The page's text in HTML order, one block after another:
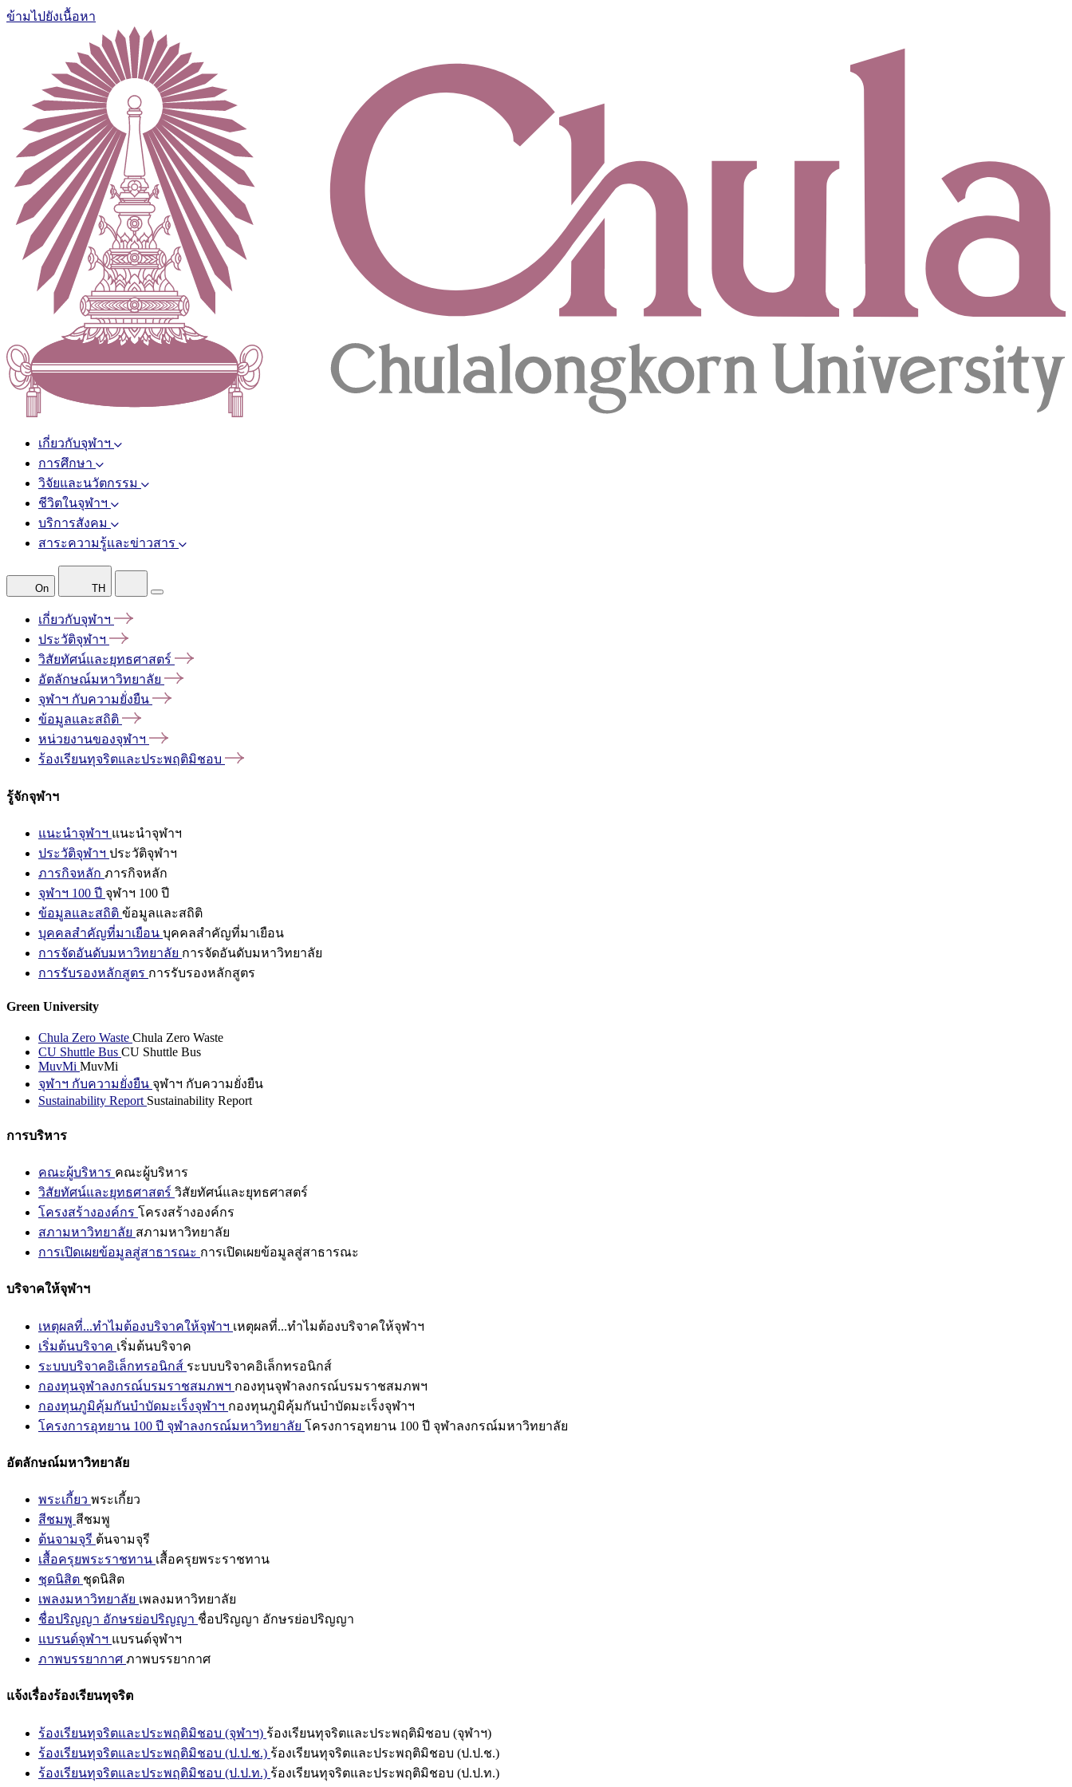
ข้ามไปยังเนื้อหา
เกี่ยวกับจุฬาฯ
การศึกษา
วิจัยและนวัตกรรม
ชีวิตในจุฬาฯ
บริการสังคม
สาระความรู้และข่าวสาร
On TH
เกี่ยวกับจุฬาฯ
ประวัติจุฬาฯ
วิสัยทัศน์และยุทธศาสตร์
อัตลักษณ์มหาวิทยาลัย
จุฬาฯ กับความยั่งยืน
ข้อมูลและสถิติ
หน่วยงานของจุฬาฯ
ร้องเรียนทุจริตและประพฤติมิชอบ
รู้จักจุฬาฯ
แนะนำจุฬาฯ แนะนำจุฬาฯ
ประวัติจุฬาฯ ประวัติจุฬาฯ
ภารกิจหลัก ภารกิจหลัก
จุฬาฯ 100 ปี จุฬาฯ 100 ปี
ข้อมูลและสถิติ ข้อมูลและสถิติ
บุคคลสำคัญที่มาเยือน บุคคลสำคัญที่มาเยือน
การจัดอันดับมหาวิทยาลัย การจัดอันดับมหาวิทยาลัย
การรับรองหลักสูตร การรับรองหลักสูตร
Green University
Chula Zero Waste Chula Zero Waste
CU Shuttle Bus CU Shuttle Bus
MuvMi MuvMi
จุฬาฯ กับความยั่งยืน จุฬาฯ กับความยั่งยืน
Sustainability Report Sustainability Report
การบริหาร
คณะผู้บริหาร คณะผู้บริหาร
วิสัยทัศน์และยุทธศาสตร์ วิสัยทัศน์และยุทธศาสตร์
โครงสร้างองค์กร โครงสร้างองค์กร
สภามหาวิทยาลัย สภามหาวิทยาลัย
การเปิดเผยข้อมูลสู่สาธารณะ การเปิดเผยข้อมูลสู่สาธารณะ
บริจาคให้จุฬาฯ
เหตุผลที่...ทำไมต้องบริจาคให้จุฬาฯ เหตุผลที่...ทำไมต้องบริจาคให้จุฬาฯ
เริ่มต้นบริจาค เริ่มต้นบริจาค
ระบบบริจาคอิเล็กทรอนิกส์ ระบบบริจาคอิเล็กทรอนิกส์
กองทุนจุฬาลงกรณ์บรมราชสมภพฯ กองทุนจุฬาลงกรณ์บรมราชสมภพฯ
กองทุนภูมิคุ้มกันบำบัดมะเร็งจุฬาฯ กองทุนภูมิคุ้มกันบำบัดมะเร็งจุฬาฯ
โครงการอุทยาน 100 ปี จุฬาลงกรณ์มหาวิทยาลัย โครงการอุทยาน 100 ปี จุฬาลงกรณ์มหาวิทยาลัย
อัตลักษณ์มหาวิทยาลัย
พระเกี้ยว พระเกี้ยว
สีชมพู สีชมพู
ต้นจามจุรี ต้นจามจุรี
เสื้อครุยพระราชทาน เสื้อครุยพระราชทาน
ชุดนิสิต ชุดนิสิต
เพลงมหาวิทยาลัย เพลงมหาวิทยาลัย
ชื่อปริญญา อักษรย่อปริญญา ชื่อปริญญา อักษรย่อปริญญา
แบรนด์จุฬาฯ แบรนด์จุฬาฯ
ภาพบรรยากาศ ภาพบรรยากาศ
แจ้งเรื่องร้องเรียนทุจริต
ร้องเรียนทุจริตและประพฤติมิชอบ (จุฬาฯ) ร้องเรียนทุจริตและประพฤติมิชอบ (จุฬาฯ)
ร้องเรียนทุจริตและประพฤติมิชอบ (ป.ป.ช.) ร้องเรียนทุจริตและประพฤติมิชอบ (ป.ป.ช.)
ร้องเรียนทุจริตและประพฤติมิชอบ (ป.ป.ท.) ร้องเรียนทุจริตและประพฤติมิชอบ (ป.ป.ท.)